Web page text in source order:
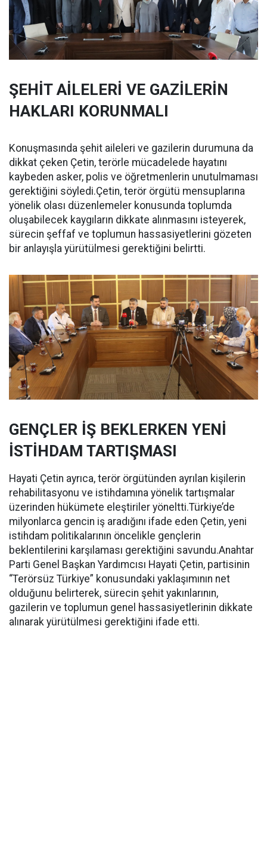
ŞEHİT AİLELERİ VE GAZİLERİN
HAKLARI KORUNMALI
Konuşmasında şehit aileleri ve gazilerin durumuna da
dikkat çeken Çetin, terörle mücadelede hayatını
kaybeden asker, polis ve öğretmenlerin unutulmaması
gerektiğini söyledi.Çetin, terör örgütü mensuplarına
yönelik olası düzenlemeler konusunda toplumda
oluşabilecek kaygıların dikkate alınmasını isteyerek,
sürecin şeffaf ve toplumun hassasiyetlerini gözeten
bir anlayışla yürütülmesi gerektiğini belirtti.
GENÇLER İŞ BEKLERKEN YENİ
İSTİHDAM TARTIŞMASI
Hayati Çetin ayrıca, terör örgütünden ayrılan kişilerin
rehabilitasyonu ve istihdamına yönelik tartışmalar
üzerinden hükümete eleştiriler yöneltti.Türkiye’de
milyonlarca gencin iş aradığını ifade eden Çetin, yeni
istihdam politikalarının öncelikle gençlerin
beklentilerini karşılaması gerektiğini savundu.Anahtar
Parti Genel Başkan Yardımcısı Hayati Çetin, partisinin
“Terörsüz Türkiye” konusundaki yaklaşımının net
olduğunu belirterek, sürecin şehit yakınlarının,
gazilerin ve toplumun genel hassasiyetlerinin dikkate
alınarak yürütülmesi gerektiğini ifade etti.